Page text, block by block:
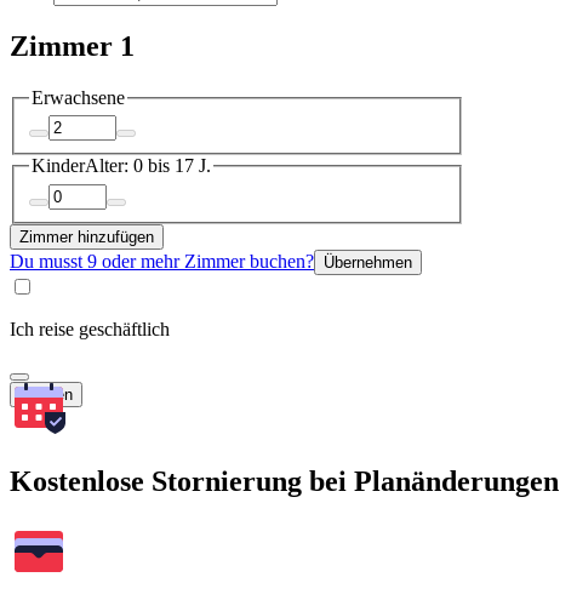
Zimmer 1
Erwachsene
KinderAlter: 0 bis 17 J.
Zimmer hinzufügen
Du musst 9 oder mehr Zimmer buchen? Übernehmen
Ich reise geschäftlich
Suchen
Kostenlose Stornierung bei Planänderungen